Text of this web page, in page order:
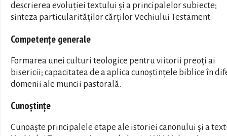
descrierea evoluţiei textului şi a principalelor subiecte;
sinteza particularităţilor cărţilor Vechiului Testament.
Competențe generale
Formarea unei culturi teologice pentru viitorii preoţi ai
bisericii; capacitatea de a aplica cunoştinţele biblice în
domenii ale muncii pastorală.
Cunoștințe
Cunoaște principalele etape ale istoriei canonului și a